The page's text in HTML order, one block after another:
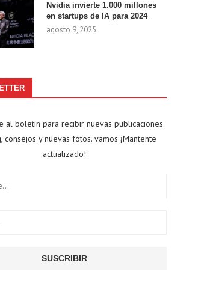
Nvidia invierte 1.000 millones
en startups de IA para 2024
agosto 9, 2025
al boletín para recibir nuevas publicaciones
consejos y nuevas fotos. vamos ¡Mantente
actualizado!